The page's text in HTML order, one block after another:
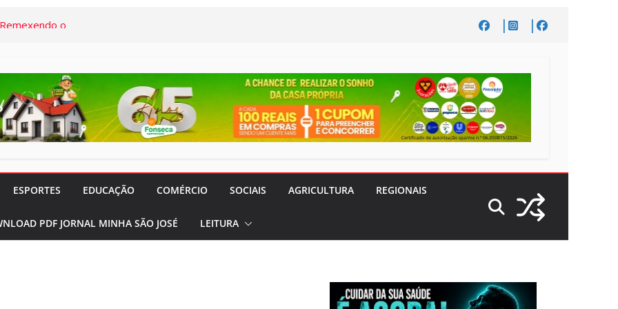
da Saúde e
Pardo
o
“Vozes
Rio Pardo
feriados nos
ESPORTES EDUCAÇÃO COMÉRCIO SOCIAIS AGRICULTURA REGIONAIS
PDF JORNAL MINHA SÃO JOSÉ LEITURA